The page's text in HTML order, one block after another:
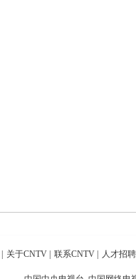
| 关于CNTV | 联系CNTV | 人才招聘